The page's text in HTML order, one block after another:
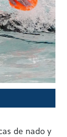
de nado y